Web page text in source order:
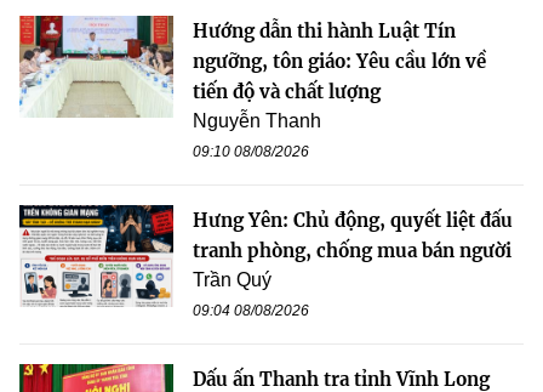
Hướng dẫn thi hành Luật Tín
ngưỡng, tôn giáo: Yêu cầu lớn về
tiến độ và chất lượng
Nguyễn Thanh
09:10 08/08/2026
Hưng Yên: Chủ động, quyết liệt đấu
tranh phòng, chống mua bán người
Trần Quý
09:04 08/08/2026
Dấu ấn Thanh tra tỉnh Vĩnh Long